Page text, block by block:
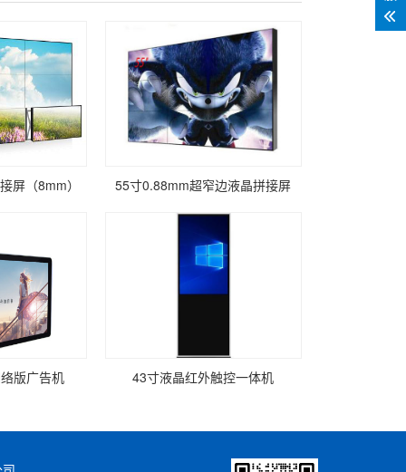
屏（8mm） 55寸0.88mm超窄边液晶拼接屏
版广告机 43寸液晶红外触控一体机